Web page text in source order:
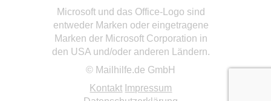
Microsoft und das Office-Logo sind
entweder Marken oder eingetragene
Marken der Microsoft Corporation in
den USA und/oder anderen Ländern.
© Mailhilfe.de GmbH
Kontakt Impressum